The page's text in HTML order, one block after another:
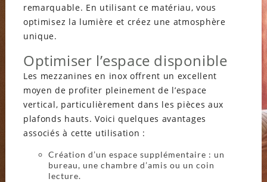
remarquable. En utilisant ce matériau, vous
optimisez la lumière et créez une atmosphère
unique.
Optimiser l’espace disponible
Les mezzanines en inox offrent un excellent
moyen de profiter pleinement de l’espace
vertical, particulièrement dans les pièces aux
plafonds hauts. Voici quelques avantages
associés à cette utilisation :
Création d’un espace supplémentaire : un
bureau, une chambre d’amis ou un coin
lecture.